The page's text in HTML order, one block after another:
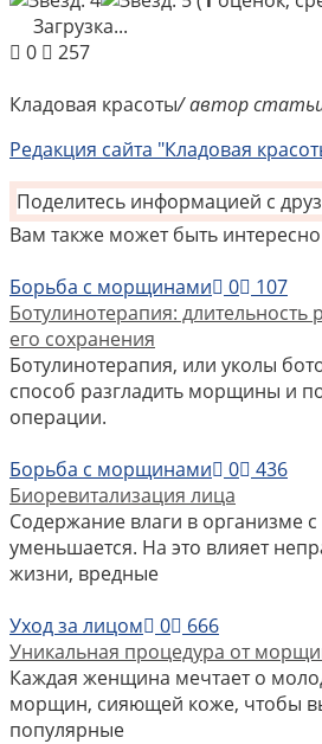
Загрузка...
0
257
Кладовая красоты/ автор
Редакция сайта "Кладовая
Поделитесь информацией с
Вам также может быть интересно
Борьба с морщинами
0
107
Ботулинотерапия: длительность
его сохранения
Ботулинотерапия, или уколы
способ разгладить морщины и
операции.
Борьба с морщинами
0
436
Биоревитализация лица
Содержание влаги в организме
уменьшается. На это влияет
жизни, вредные
Уход за лицом
0
666
Уникальная процедура от
Каждая женщина мечтает о
морщин, сияющей коже, чтобы
популярные